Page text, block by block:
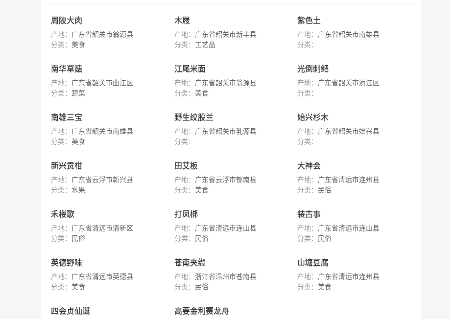
周陂大肉
产地： 广东省韶关市翁源县
分类： 美食
木屐
产地： 广东省韶关市新丰县
分类： 工艺品
紫色土
产地： 广东省韶关市南雄县
分类：
南华草菇
产地： 广东省韶关市曲江区
分类： 蔬菜
江尾米面
产地： 广东省韶关市翁源县
分类： 美食
光倒刺鲃
产地： 广东省韶关市浈江区
分类：
南雄三宝
产地： 广东省韶关市南雄县
分类： 美食
野生绞股兰
产地： 广东省韶关市乳源县
分类：
始兴杉木
产地： 广东省韶关市始兴县
分类：
新兴贡柑
产地： 广东省云浮市新兴县
分类： 水果
田艾板
产地： 广东省云浮市郁南县
分类： 美食
大神会
产地： 广东省清远市连州县
分类： 民俗
禾楼歌
产地： 广东省清远市清新区
分类： 民俗
打凤梆
产地： 广东省清远市连山县
分类： 民俗
装古事
产地： 广东省清远市连山县
分类： 民俗
英德野味
产地： 广东省清远市英德县
分类： 美食
苍南夹缬
产地： 浙江省温州市苍南县
分类： 民俗
山塘豆腐
产地： 广东省清远市连州县
分类：美食
四会贞仙诞 高要金利赛龙舟